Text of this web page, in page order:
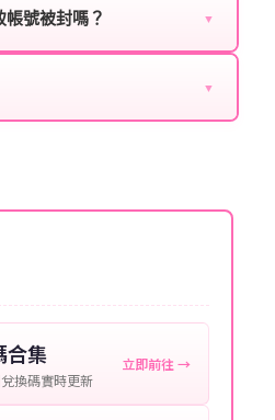
名稱。
更快地處理您的代儲需求，確
日限定活動，儲值最低6折
號被封嗎？ ▼
法點數或異常儲值管道。您獲
▼
進度。
合集
換碼實時更新
立即前往 →